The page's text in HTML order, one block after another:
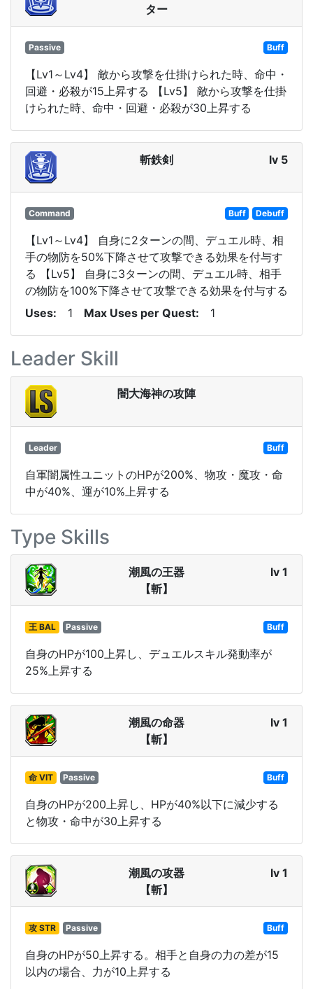
ター
Passive Buff
【Lv1～Lv4】 敵から攻撃を仕掛けられた時、命中・
回避・必殺が15上昇する 【Lv5】 敵から攻撃を仕掛
けられた時、命中・回避・必殺が30上昇する
斬鉄剣 lv 5
Command Buff Debuff
【Lv1～Lv4】 自身に2ターンの間、デュエル時、相
手の物防を50%下降させて攻撃できる効果を付与す
る 【Lv5】 自身に3ターンの間、デュエル時、相手
の物防を100%下降させて攻撃できる効果を付与する
Uses
1 Max Uses per Quest 1
Leader Skill
闇大海神の攻陣
Leader Buff
自軍闇属性ユニットのHPが200%、物攻・魔攻・命
中が40%、運が10%上昇する
Type Skills
潮風の王器
【斬】
lv 1
王 BAL Passive Buff
自身のHPが100上昇し、デュエルスキル発動率が
25%上昇する
潮風の命器
【斬】
lv 1
命 VIT Passive Buff
自身のHPが200上昇し、HPが40%以下に減少する
と物攻・命中が30上昇する
潮風の攻器
【斬】
lv 1
攻 STR Passive Buff
自身のHPが50上昇する。相手と自身の力の差が15
以内の場合、力が10上昇する